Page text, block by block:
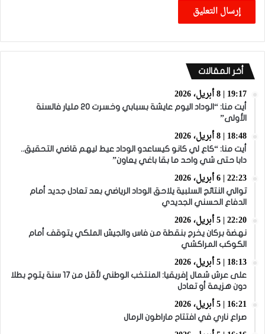
أخر المقالات
19:17 | 8 أبريل، 2026
أيت منا: “الوداد اليوم عايشة بسبابي وخسرت 20 مليار فالسنة
الأولى”
18:48 | 8 أبريل، 2026
أيت منا: “كاع لي كانو كيساعدو الوداد عيط ليهم قاضي التحقيق..
دابا حتى شي واحد ما بقا باغي يعاون”
22:23 | 6 أبريل، 2026
توالي النتائج السلبية يلاحق الوداد الرياضي بعد تعادل جديد أمام
الدفاع الحسني الجديدي
22:20 | 5 أبريل، 2026
نهضة بركان يخرج بنقطة من فاس والجيش الملكي يتوقف أمام
الكوكب المراكشي
18:13 | 5 أبريل، 2026
على عرش شمال إفريقيا: المنتخب الوطني لأقل من 17 سنة يتوج بطلا
دون هزيمة أو تعادل
16:21 | 5 أبريل، 2026
صراع ناري في افتتاح ماراطون الرمال